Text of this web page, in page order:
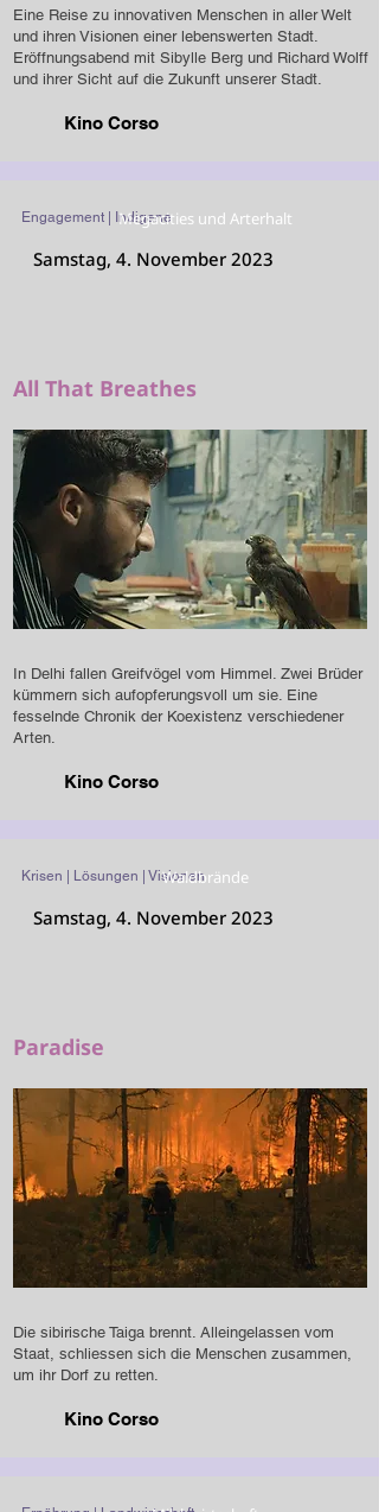
Eine Reise zu innovativen Menschen in aller Welt
und ihren Visionen einer lebenswerten Stadt.
Eröffnungsabend mit Sibylle Berg und Richard Wolff
und ihrer Sicht auf die Zukunft unserer Stadt.
Kino Corso
Engagement | IndigeneMegacities und Arterhalt
Samstag, 4. November 2023
All That Breathes
In Delhi fallen Greifvögel vom Himmel. Zwei Brüder
kümmern sich aufopferungsvoll um sie. Eine
fesselnde Chronik der Koexistenz verschiedener
Arten.
Kino Corso
Krisen | Lösungen | VisionenWaldbrände
Samstag, 4. November 2023
Paradise
Die sibirische Taiga brennt. Alleingelassen vom
Staat, schliessen sich die Menschen zusammen,
um ihr Dorf zu retten.
Kino Corso